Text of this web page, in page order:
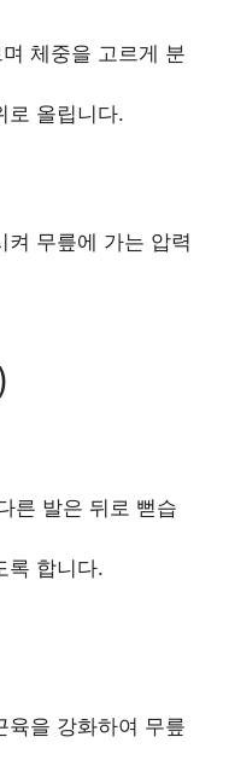
체중을 고르게 분
로 올립니다.
켜 무릎에 가는 압력
른 발은 뒤로 뻗습
록 합니다.
육을 강화하여 무릎